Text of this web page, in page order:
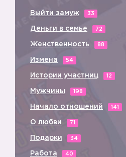
❤️
Выйти замуж 33
Деньги в семье 72
Женственность 88
Измена 54
Истории участниц 12
Мужчины 198
Начало отношений 141
О любви 71
Подарки 34
Работа 40